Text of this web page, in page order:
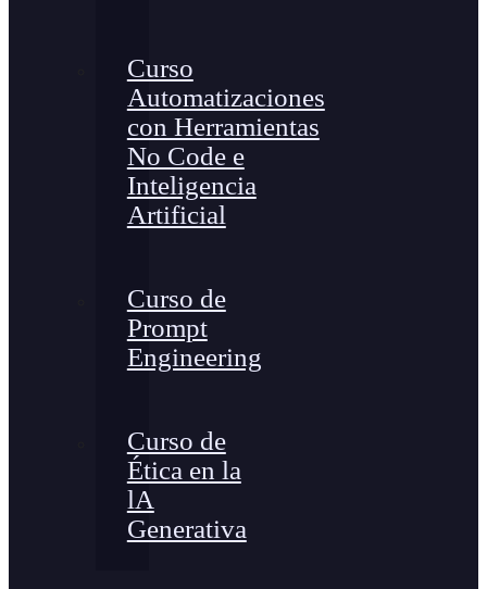
Curso
Automatizaciones
con Herramientas
No Code e
Inteligencia
Artificial
Curso de
Prompt
Engineering
Curso de
Ética en la
lA
Generativa